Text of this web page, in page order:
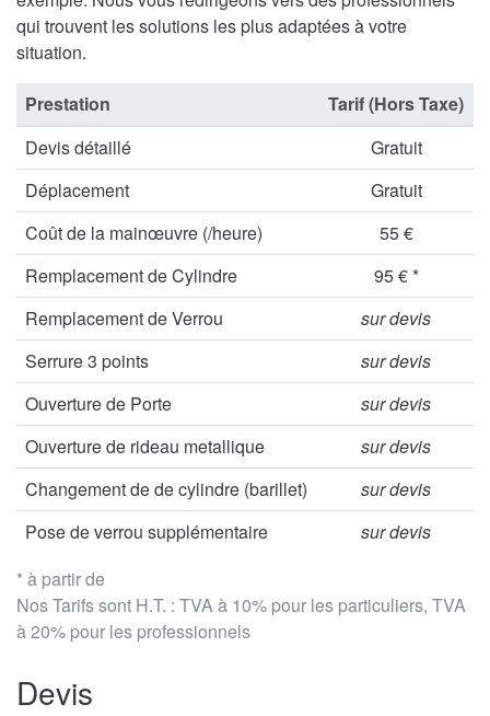
qui trouvent les solutions les plus adaptées à votre
situation.
* à partir de
Nos Tarifs sont H.T. : TVA à 10% pour les particuliers, TVA
à 20% pour les professionnels
Prestation
Tarif (Hors Taxe)
Devis détaillé
Gratuit
Déplacement
Gratuit
Coût de la mainœuvre (/heure)
55 €
Remplacement de Cylindre
95 € *
Remplacement de Verrou
sur devis
Serrure 3 points
sur devis
Ouverture de Porte
sur devis
Ouverture de rideau metallique
sur devis
Changement de de cylindre (barillet)
sur devis
Pose de verrou supplémentaire
sur devis
Devis